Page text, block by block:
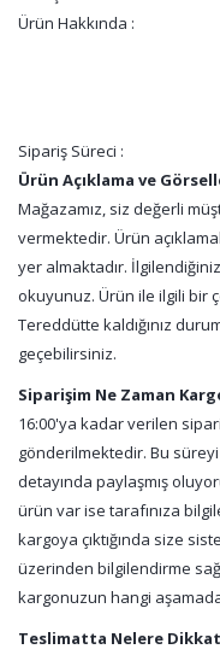
Ürün Hakkında :
Sipariş Süreci :
Ürün Açıklama ve
Mağazamız, siz değerli
vermektedir. Ürün
yer almaktadır.
okuyunuz. Ürün ile ilgili bir
Tereddütte kaldığınız
geçebilirsiniz.
Siparişim Ne Zaman
16:00'ya kadar verilen
gönderilmektedir. Bu
detayında paylaşmış
ürün var ise tarafınıza
kargoya çıktığında size
üzerinden bilgilendirme
kargonuzun hangi
Teslimatta Nelere